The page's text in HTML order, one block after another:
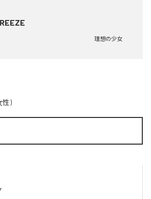
理想の少女
性)